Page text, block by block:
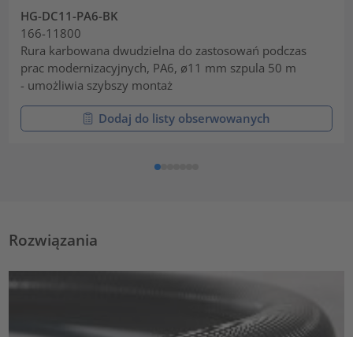
HG-DC11-PA6-BK
166-11800
Rura karbowana dwudzielna do zastosowań podczas
prac modernizacyjnych, PA6, ø11 mm szpula 50 m
- umożliwia szybszy montaż
Dodaj do listy obserwowanych
Rozwiązania